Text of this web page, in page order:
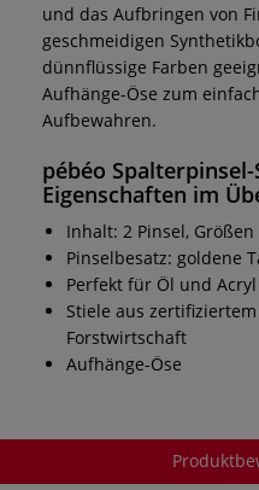
und das Aufbringen von
geschmeidigen
dünnflüssige Farben
Aufhänge-Öse zum
Aufbewahren.
pébéo Spalterpinsel-
Eigenschaften im
Inhalt: 2 Pinsel, Größen
Pinselbesatz: goldene
Perfekt für Öl und Acryl
Stiele aus
Forstwirtschaft
Aufhänge-Öse